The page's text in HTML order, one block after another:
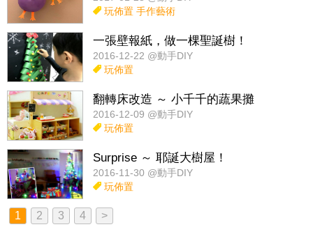
玩佈置 手作藝術
一張壁報紙，做一棵聖誕樹！
2016-12-22 @動手DIY
玩佈置
翻轉床改造 ～ 小千千的蔬果攤
2016-12-09 @動手DIY
玩佈置
Surprise ～ 耶誕大樹屋！
2016-11-30 @動手DIY
玩佈置
1 2 3 4 >